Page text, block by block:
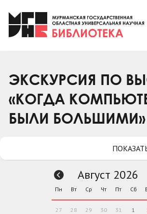
Клуб «Гиря и сельдерей»
Клуб «Семейный архив»
Коллегам
Контакты
ЭКСКУРСИЯ ПО
«КОГДА
БЫЛИ БОЛЬШИМИ»
Август 2026
Пн Вт Ср Чт Пт Сб
27 28 29 30 31 1